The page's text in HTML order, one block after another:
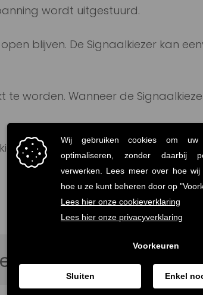
wordt uitgestuurd.
blijven. De Signaalkiezer kan
te worden. Wanneer de
met 3 verschillende CO -